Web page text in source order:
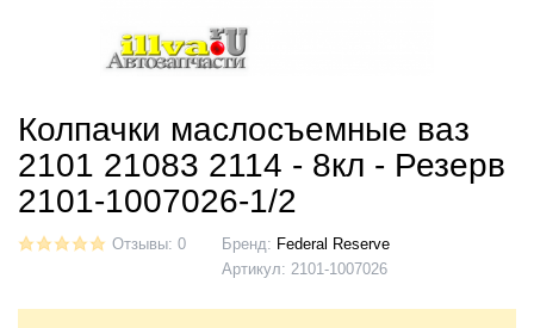
Колпачки маслосъемные ваз
2101 21083 2114 - 8кл - Резерв
2101-1007026-1/2
Отзывы: 0 Бренд: Federal Reserve
Артикул: 2101-1007026